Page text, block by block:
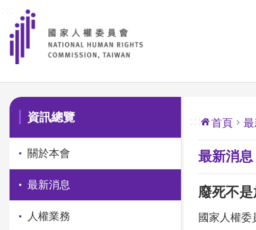
前往主要內容區塊
:::
資訊總覽
關於本會
最新消息
人權業務
::: 首頁
最新消息
廢死不
國家人權